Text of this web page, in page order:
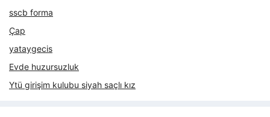
sscb forma
Çap
yataygecis
Evde huzursuzluk
Ytü girişim kulubu siyah saçlı kız